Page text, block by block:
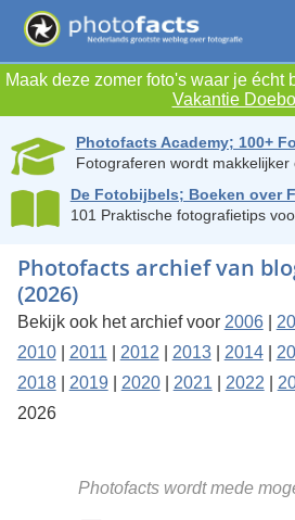
Maak deze zomer foto's waar je écht
Vakantie
Photofacts Academy; 100+
Fotograferen wordt makkelijker
De Fotobijbels; Boeken over
101 Praktische fotografietips
Photofacts archief van
(2026)
Bekijk ook het archief voor 2006|
2010| 2011| 2012 2013| 2014|
2018| 2019 2020| 2021| 2022
2026
Photofacts wordt mede